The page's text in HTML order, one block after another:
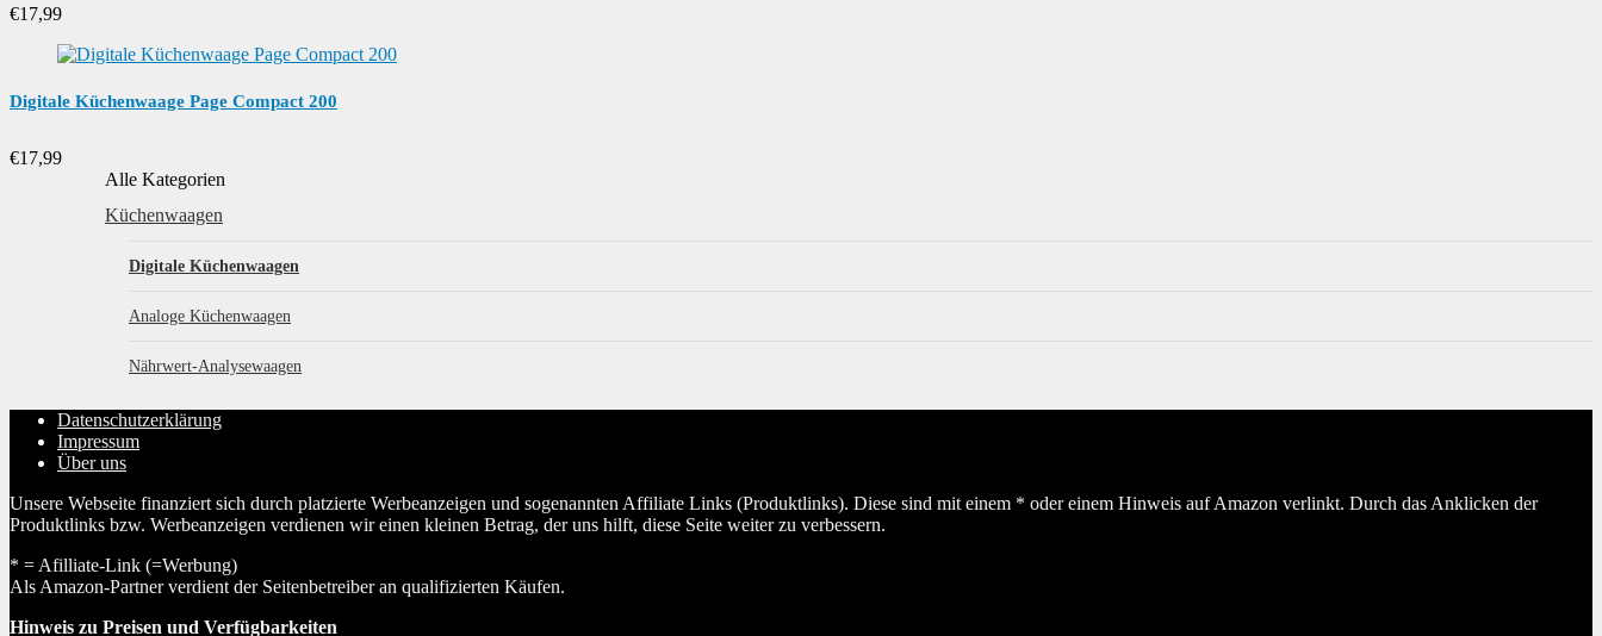
€17,99
Digitale Küchenwaage Page Compact 200
€17,99
Alle Kategorien
Küchenwaagen
Digitale Küchenwaagen
Analoge Küchenwaagen
Nährwert-Analysewaagen
Datenschutzerklärung
Impressum
Über uns
Unsere Webseite finanziert sich durch platzierte Werbeanzeigen und sogenannten Affiliate Links (Produktlinks). Diese sind mit einem * oder einem Hinweis auf Amazon verlinkt. Durch das Anklicken der
Produktlinks bzw. Werbeanzeigen verdienen wir einen kleinen Betrag, der uns hilft, diese Seite weiter zu verbessern.
* = Afilliate-Link (=Werbung)
Als Amazon-Partner verdient der Seitenbetreiber an qualifizierten Käufen.
Hinweis zu Preisen und Verfügbarkeiten